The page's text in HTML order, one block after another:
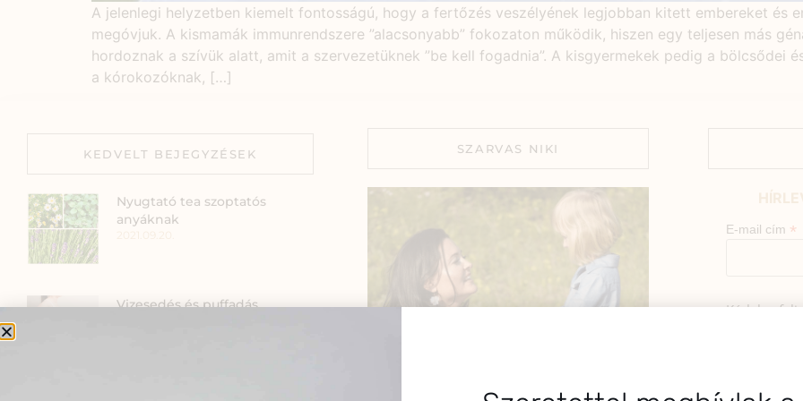
A jelenlegi helyzetben kiemelt fontosságú, hogy a fertőzés veszélyének legjobban kitett embereket és
megóvjuk. A kismamák immunrendszere ”alacsonyabb” fokozaton működik, hiszen egy teljesen más
hordoznak a szívük alatt, amit a szervezetüknek ”be kell fogadnia”. A kisgyermekek pedig a bölcsődei
a kórokozóknak, […]
KEDVELT BEJEGYZÉSEK
Nyugtató tea szoptatós
anyáknak
Vizesedés és puffadás
SZARVAS NIKI
E-mail cím *
Kérlek a
foglaltak